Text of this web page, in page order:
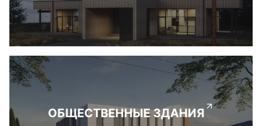
ОБЩЕСТВЕННЫЕ ЗДАНИЯ